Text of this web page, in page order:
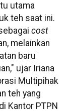
utama
teh saat ini.
cost
melainkan
baru
ujar Iriana
Multipihak
teh yang
Kantor PTPN